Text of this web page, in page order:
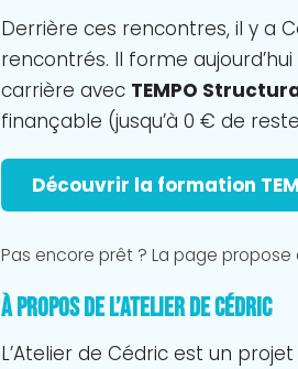
Derrière ces rencontres, il y a
rencontrés. Il forme
carrière avec TEMPO
finançable (jusqu’à 0 € de
Découvrir la formation
Pas encore prêt ? La page propose
À propos de L’Atelier de Cédric
L’Atelier de Cédric est un